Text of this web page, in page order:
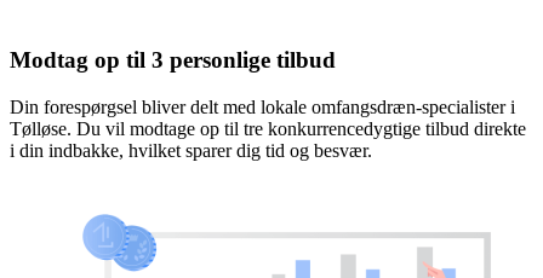
Modtag op til 3 personlige tilbud
Din forespørgsel bliver delt med lokale omfangsdræn-specialister i
Tølløse. Du vil modtage op til tre konkurrencedygtige tilbud direkte
i din indbakke, hvilket sparer dig tid og besvær.